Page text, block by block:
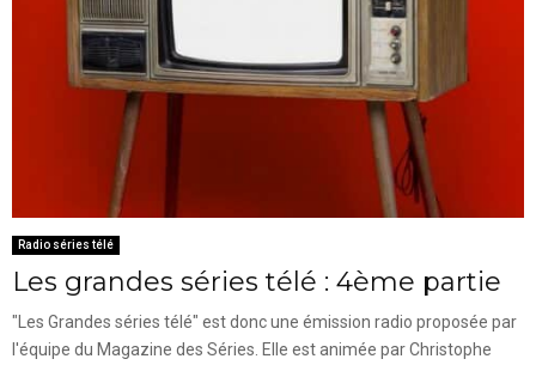
Radio séries télé
Les grandes séries télé : 4ème partie
"Les Grandes séries télé" est donc une émission radio proposée par
l'équipe du Magazine des Séries. Elle est animée par Christophe